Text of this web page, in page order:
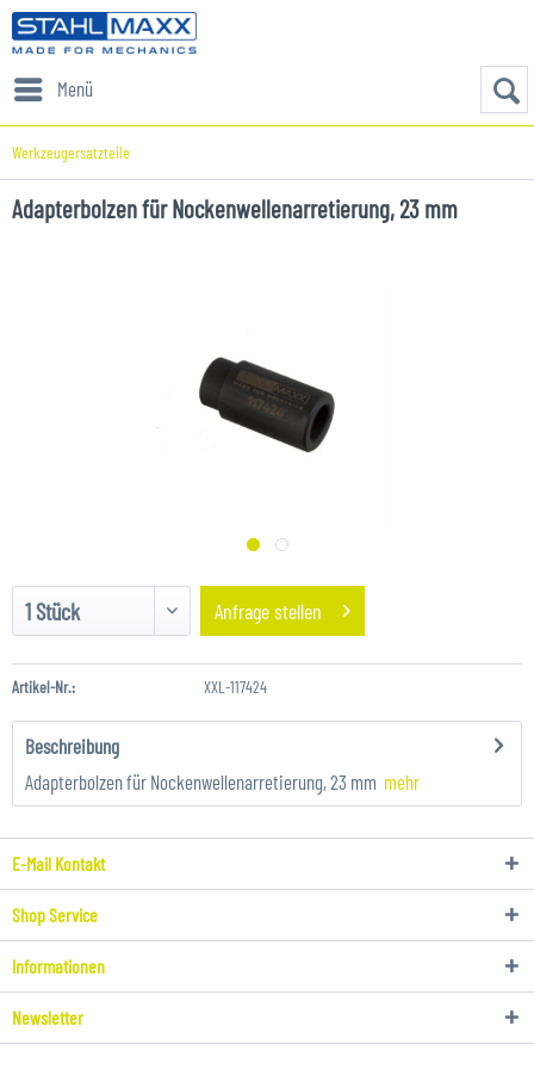
Menü
Werkzeugersatzteile
Adapterbolzen für Nockenwellenarretierung, 23 mm
Anfrage stellen
Artikel-Nr.: XXL-117424
Beschreibung
Adapterbolzen für Nockenwellenarretierung, 23 mm mehr
E-Mail Kontakt
Shop Service
Informationen
Newsletter